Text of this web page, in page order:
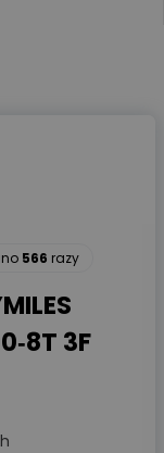
566 razy
3F